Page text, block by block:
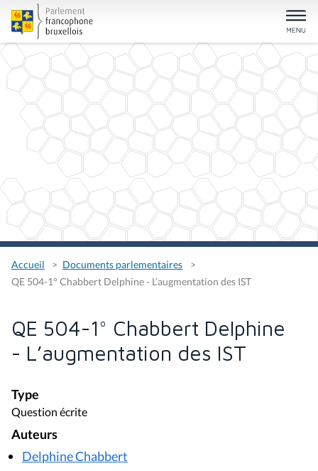
Accueil
Documents parlementaires
QE 504-1° Chabbert Delphine - L’augmentation des IST
QE 504-1° Chabbert Delphine
- L’augmentation des IST
Type
Question écrite
Auteurs
Delphine Chabbert